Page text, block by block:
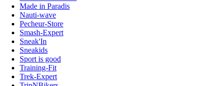
Made in Paradis
Nauti-wave
Pecheur-Store
Smash-Expert
Sneak'In
Sneakids
Sport is good
Training-Fit
Trek-Expert